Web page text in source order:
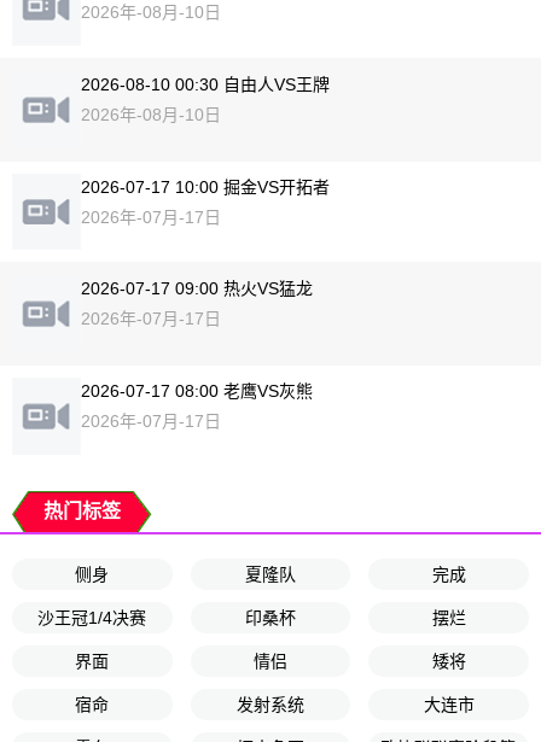
2026年-08月-10日
2026-08-10 00:30 自由人VS王牌
2026年-08月-10日
2026-07-17 10:00 掘金VS开拓者
2026年-07月-17日
2026-07-17 09:00 热火VS猛龙
2026年-07月-17日
2026-07-17 08:00 老鹰VS灰熊
2026年-07月-17日
热门标签
侧身 夏隆队 完成
沙王冠1/4决赛 印桑杯 摆烂
界面 情侣 矮将
宿命 发射系统 大连市